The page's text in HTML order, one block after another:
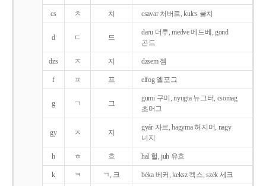
cs ㅊ 치 csavar 처버르, kulcs 쿨치
d ㄷ 드
daru 더루, medve 메드베, gond
곤드
dzs ㅈ 지 dzsem 젬
f ㅍ 프 elfog 엘포그
g ㄱ 그
gumi 구미, nyugta 뉴그터, csomag
초머그
gy ㅈ 지
gyár 자르, hagyma 허지머, nagy
너지
h ㅎ 흐 hal 헐, juh 유흐
k ㅋ ㄱ, 크 béka 베커, keksz 켁스, szék 세크